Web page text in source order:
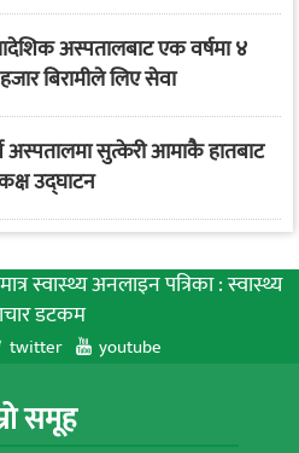
अस्पतालबाट एक वर्षमा ४
बिरामीले लिए सेवा
सुत्केरी आमाकै हातबाट
उद्घाटन
स्वास्थ्य अनलाइन पत्रिका : स्वास्थ्य
डटकम
twitter youtube
समूह